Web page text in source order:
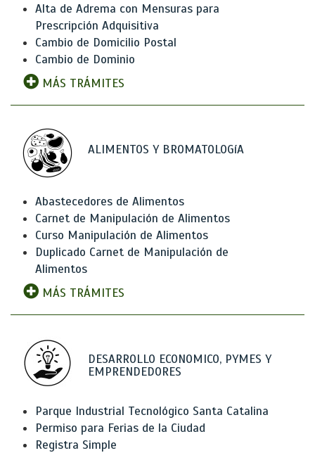
Alta de Adrema con Mensuras para
Prescripción Adquisitiva
Cambio de Domicilio Postal
Cambio de Dominio
MÁS TRÁMITES
ALIMENTOS Y BROMATOLOGíA
Abastecedores de Alimentos
Carnet de Manipulación de Alimentos
Curso Manipulación de Alimentos
Duplicado Carnet de Manipulación de
Alimentos
MÁS TRÁMITES
DESARROLLO ECONOMICO, PYMES Y
EMPRENDEDORES
Parque Industrial Tecnológico Santa Catalina
Permiso para Ferias de la Ciudad
Registra Simple